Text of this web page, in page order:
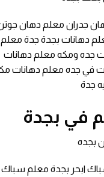
جدران معلم دهان
دهانات بجدة جدة معلم
جده ومكه معلم دهانات
في جده معلم دهانات
جدة
في بجدة
بجده
ابحر بجدة معلم سباك